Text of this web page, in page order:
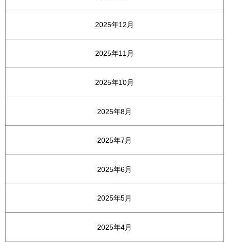
2025年12月
2025年11月
2025年10月
2025年8月
2025年7月
2025年6月
2025年5月
2025年4月